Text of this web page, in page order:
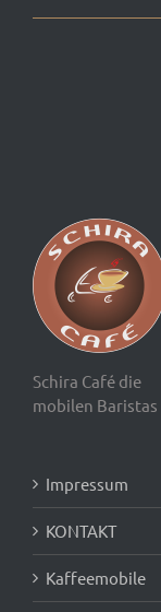
Schira Café die
mobilen Baristas
Impressum
KONTAKT
Kaffeemobile